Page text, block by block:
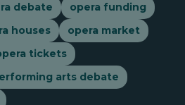
debate
opera funding
houses
opera market
tickets
arts debate